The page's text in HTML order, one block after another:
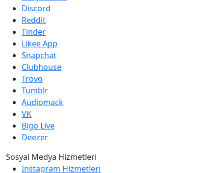
Discord
Reddit
Tinder
Likee App
Snapchat
Clubhouse
Trovo
Tumblr
Audiomack
VK
Bigo Live
Deezer
Sosyal Medya Hizmetleri
Instagram Hizmetleri